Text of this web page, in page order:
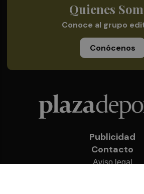
Quienes
Conoce al grupo
Conócenos
Publicidad
Contacto
Aviso legal